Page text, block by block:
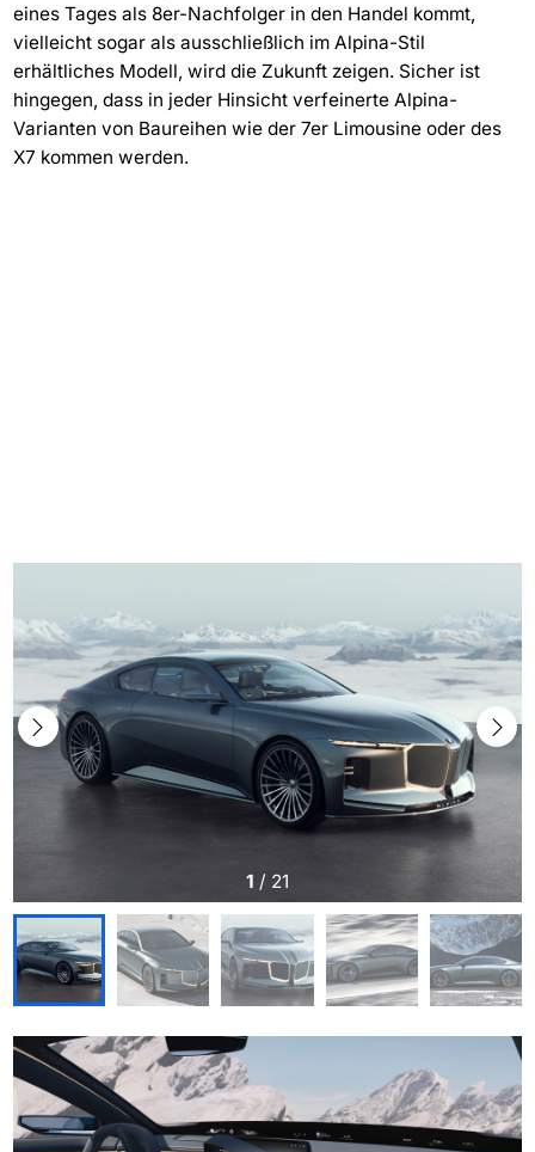
eines Tages als 8er-Nachfolger in den Handel kommt,
vielleicht sogar als ausschließlich im Alpina-Stil
erhältliches Modell, wird die Zukunft zeigen. Sicher ist
hingegen, dass in jeder Hinsicht verfeinerte Alpina-
Varianten von Baureihen wie der 7er Limousine oder des
X7 kommen werden.
1 / 21